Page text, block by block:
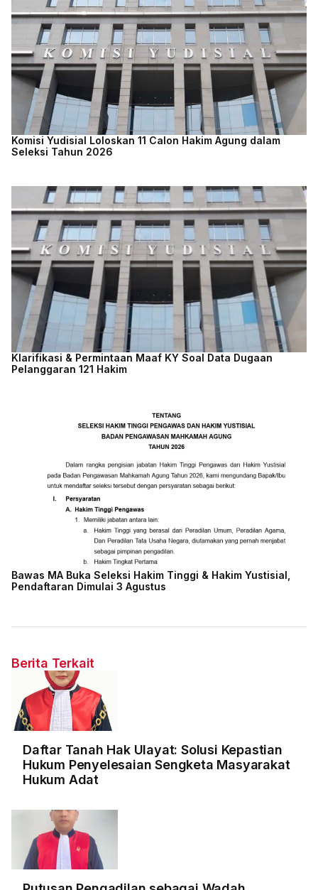
Komisi Yudisial Loloskan 11 Calon Hakim Agung dalam
Seleksi Tahun 2026
Klarifikasi & Permintaan Maaf KY Soal Data Dugaan
Pelanggaran 121 Hakim
Bawas MA Buka Seleksi Hakim Tinggi & Hakim Yustisial,
Pendaftaran Dimulai 3 Agustus
Berita Terkait
Daftar Tanah Hak Ulayat: Solusi Kepastian
Hukum Penyelesaian Sengketa Masyarakat
Hukum Adat